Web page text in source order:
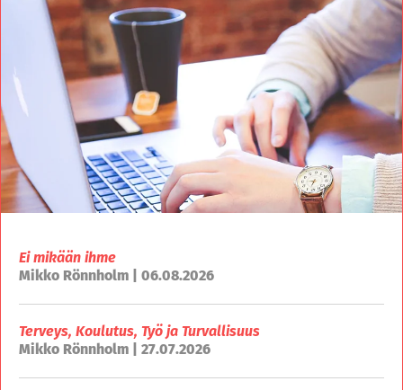
Ei mikään ihme
Mikko Rönnholm | 06.08.2026
Terveys, Koulutus, Työ ja Turvallisuus
Mikko Rönnholm | 27.07.2026